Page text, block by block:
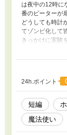
は夜中の12時に
番のピーターが
どうしても時計
てゾンビ化して
きっかけに実験
発。それを使っ
バレてしまい、
中の12時にな
ンビをくい止め
24h.ポイント
短編
魔法使い